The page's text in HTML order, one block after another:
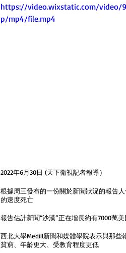
https://video.wixstatic.com/video/
p/mp4/file.mp4
2022年6月30日 (天下衛視記者報導）
根據周三發布的一份關於新聞狀況的報告
的速度死亡
報告估計新聞“沙漠”正在增長約有7000萬
西北大學Medill新聞和媒體學院表示與那
貧窮、年齡更大、受教育程度更低